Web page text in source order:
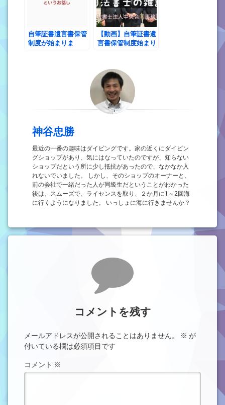
自筆証書遺言書保管
制度が始まりま
【動画】自筆証書遺
言書保管制度始まり
ない？
神谷忠勝
最近の一番の趣味はダイビングです。家の近くにダイビン
グショップがあり、気にはなっていたのですが、知らない
ショップだという所に少し抵抗があったので、なかなか入
れないでいました。 しかし、そのショップのオーナーと、
前の会社で一緒だった人が同級生だということがわかった
後は、スムーズで、ライセンスを取り、２か月に1～2回海
に行くようになりました。 いっしょに海に行きませんか？
コメントを残す
メールアドレスが公開されることはありません。 ※ が
付いている欄は必須項目です
コメント ※